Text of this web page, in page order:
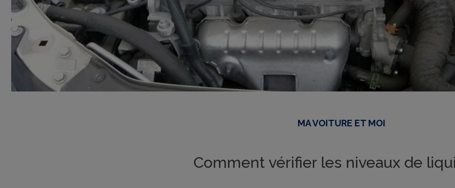
MA VOITURE ET MOI
Comment vérifier les niveaux de